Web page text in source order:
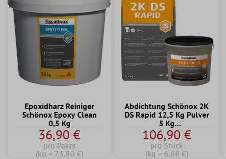
Epoxidharz Reiniger
Schönox Epoxy Clean
0,5 Kg
36,90 €
pro Paket
(kg = 73,80 €)
Abdichtung Schönox 2K
DS Rapid 12,5 Kg Pulver
5 Kg
Dispersionskomponente
106,90 €
pro Stück
(kg = 6,68 €)